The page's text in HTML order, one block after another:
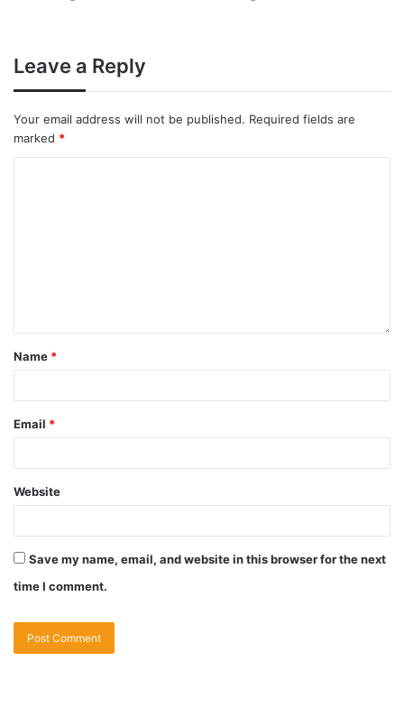
Leave a Reply
Your email address will not be published. Required fields are
marked *
Name *
Email *
Website
Save my name, email, and website in this browser for the next
time I comment.